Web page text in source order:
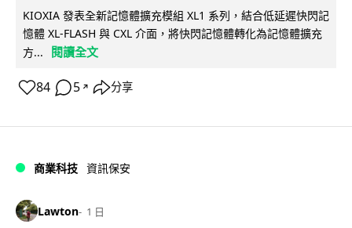
KIOXIA 發表全新記憶體擴充模組 XL1 系列，結合低延遲快閃記
憶體 XL-FLASH 與 CXL 介面，將快閃記憶體轉化為記憶體擴充
方...
閱讀全文
84 5 ↗ 分享
商業科技 資訊保安
Lawton 1 日